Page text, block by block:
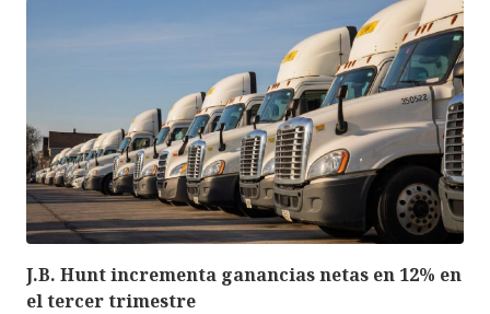
J.B. Hunt incrementa ganancias netas en 12% en
el tercer trimestre